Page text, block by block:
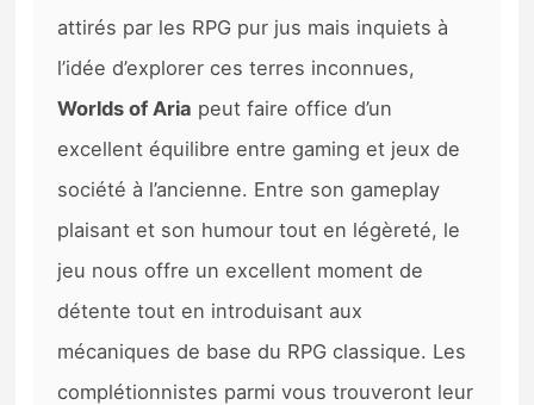
attirés par les RPG pur jus mais inquiets à
l’idée d’explorer ces terres inconnues,
Worlds of Aria peut faire office d’un
excellent équilibre entre gaming et jeux de
société à l’ancienne. Entre son gameplay
plaisant et son humour tout en légèreté, le
jeu nous offre un excellent moment de
détente tout en introduisant aux
mécaniques de base du RPG classique. Les
complétionnistes parmi vous trouveront leur